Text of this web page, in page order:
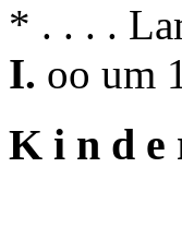
* . . . .
I. oo um
K i n d e